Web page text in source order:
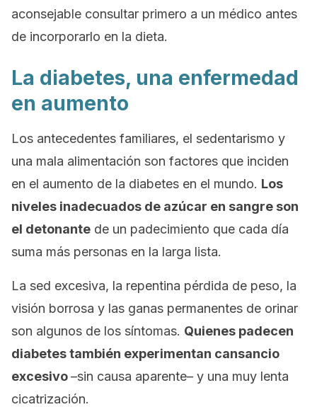
aconsejable consultar primero a un médico antes
de incorporarlo en la dieta.
La diabetes, una enfermedad
en aumento
Los antecedentes familiares, el sedentarismo y
una mala alimentación son factores que inciden
en el aumento de la diabetes en el mundo. Los
niveles inadecuados de azúcar en sangre son
el detonante de un padecimiento que cada día
suma más personas en la larga lista.
La sed excesiva, la repentina pérdida de peso, la
visión borrosa y las ganas permanentes de orinar
son algunos de los síntomas. Quienes padecen
diabetes también experimentan cansancio
excesivo–sin causa aparente– y una muy lenta
cicatrización.